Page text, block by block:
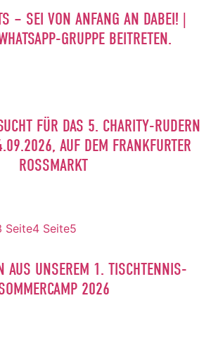
– SEI VON ANFANG AN DABEI! |
GRUPPE BEITRETEN.
FÜR DAS 5. CHARITY-RUDERN
AUF DEM FRANKFURTER
ROSSMARKT
Seite4 Seite5
AUS UNSEREM 1. TISCHTENNIS-
2026